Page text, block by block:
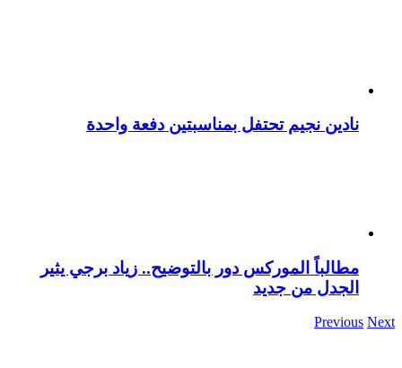
نادين نجيم تحتفل بمناسبتين دفعة واحدة
مطالباً الموركس دور بالتوضيح.. زياد برجي يثير
الجدل من جديد
Previous Next